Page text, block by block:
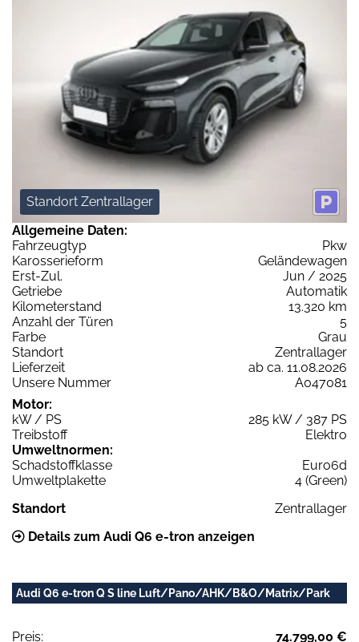
Standort Zentrallager
Allgemeine Daten:
Fahrzeugtyp
Pkw
Karosserieform
Geländewagen
Erst-Zul.
Jun / 2025
Getriebe
Automatik
Kilometerstand
13.320 km
Anzahl der Türen
5
Farbe
Grau
Standort
Zentrallager
Lieferzeit
ab ca. 11.08.2026
Unsere Nummer
A047081
Motor:
kW / PS
285 kW / 387 PS
Treibstoff
Elektro
Umweltnormen:
Schadstoffklasse
Euro6d
Umweltplakette
4 (Green)
Standort
Zentrallager
Details zum Audi Q6 e-tron anzeigen
Audi Q6 e-tron Q S line Luft/Pano/AHK/B&O/Matrix/Park
Preis: 74.799,00 €